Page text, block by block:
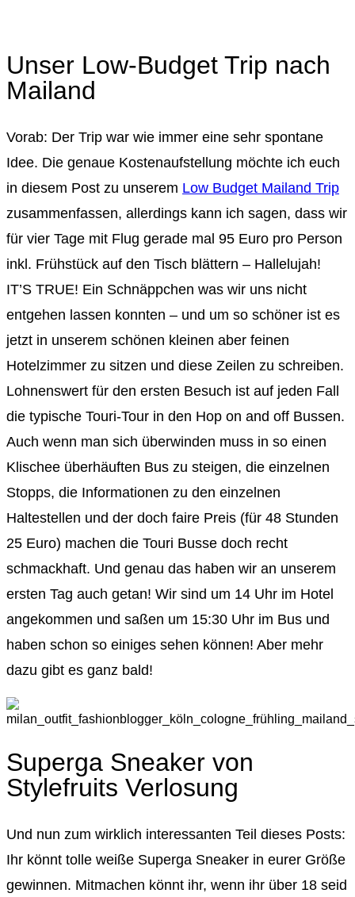
Unser Low-Budget Trip nach
Mailand
Vorab: Der Trip war wie immer eine sehr spontane
Idee. Die genaue Kostenaufstellung möchte ich euch
in diesem Post zu unserem Low Budget Mailand Trip
zusammenfassen, allerdings kann ich sagen, dass wir
für vier Tage mit Flug gerade mal 95 Euro pro Person
inkl. Frühstück auf den Tisch blättern – Hallelujah!
IT’S TRUE! Ein Schnäppchen was wir uns nicht
entgehen lassen konnten – und um so schöner ist es
jetzt in unserem schönen kleinen aber feinen
Hotelzimmer zu sitzen und diese Zeilen zu schreiben.
Lohnenswert für den ersten Besuch ist auf jeden Fall
die typische Touri-Tour in den Hop on and off Bussen.
Auch wenn man sich überwinden muss in so einen
Klischee überhäuften Bus zu steigen, die einzelnen
Stopps, die Informationen zu den einzelnen
Haltestellen und der doch faire Preis (für 48 Stunden
25 Euro) machen die Touri Busse doch recht
schmackhaft. Und genau das haben wir an unserem
ersten Tag auch getan! Wir sind um 14 Uhr im Hotel
angekommen und saßen um 15:30 Uhr im Bus und
haben schon so einiges sehen können! Aber mehr
dazu gibt es ganz bald!
Superga Sneaker von
Stylefruits Verlosung
Und nun zum wirklich interessanten Teil dieses Posts:
Ihr könnt tolle weiße Superga Sneaker in eurer Größe
gewinnen. Mitmachen könnt ihr, wenn ihr über 18 seid